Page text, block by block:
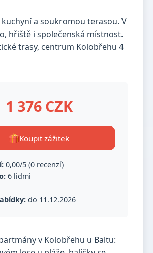
a soukromou terasou. V
hřiště i společenská místnost.
trasy, centrum Kolobřehu 4
1 376 CZK
Koupit zážitek
0,00/5 (0 recenzí)
6 lidmi
do 11.12.2026